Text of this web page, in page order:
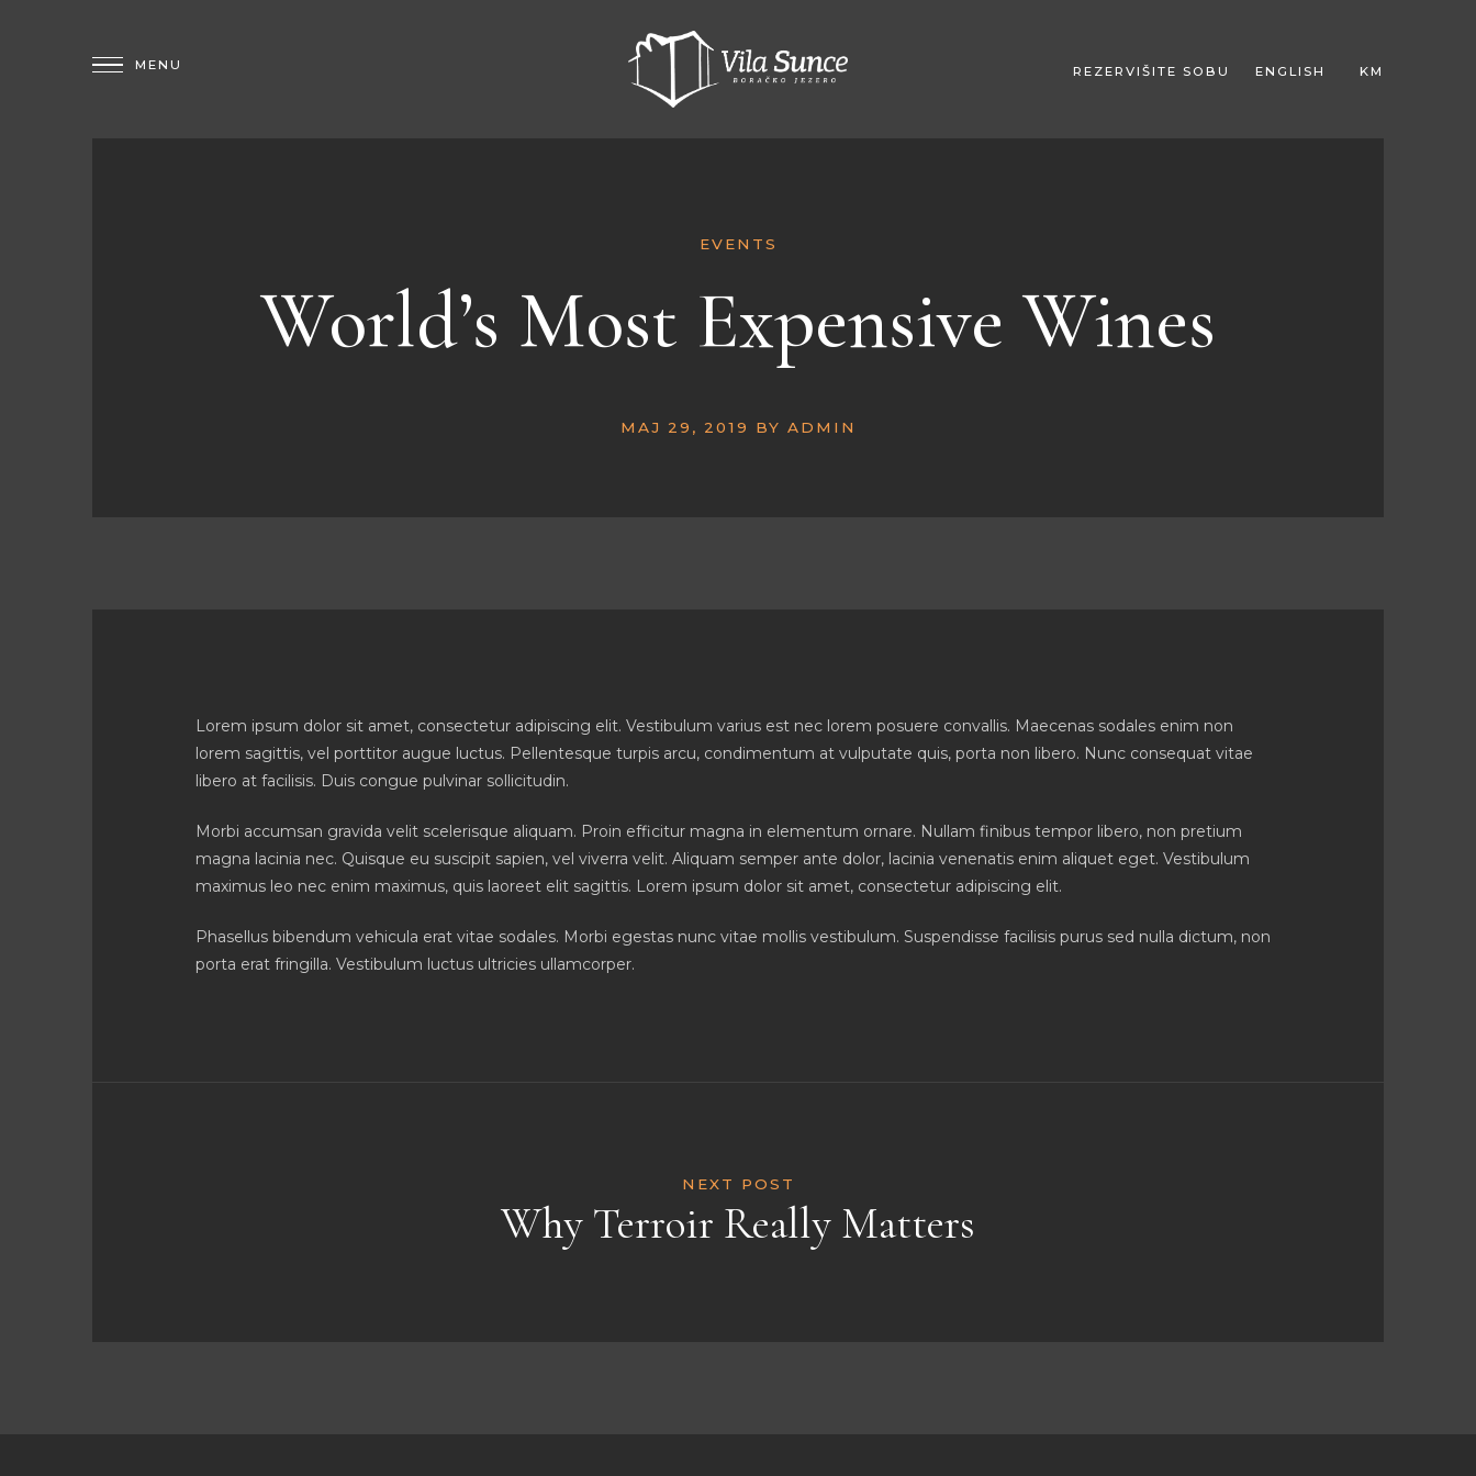
REZERVIŠITE SOBU ENGLISH KM
EVENTS
World’s Most Expensive Wines
MAJ 29, 2019 BY ADMIN
Lorem ipsum dolor sit amet, consectetur adipiscing elit. Vestibulum varius est nec lorem posuere convallis. Maecenas sodales enim non
lorem sagittis, vel porttitor augue luctus. Pellentesque turpis arcu, condimentum at vulputate quis, porta non libero. Nunc consequat vitae
libero at facilisis. Duis congue pulvinar sollicitudin.
Morbi accumsan gravida velit scelerisque aliquam. Proin efficitur magna in elementum ornare. Nullam finibus tempor libero, non pretium
magna lacinia nec. Quisque eu suscipit sapien, vel viverra velit. Aliquam semper ante dolor, lacinia venenatis enim aliquet eget. Vestibulum
maximus leo nec enim maximus, quis laoreet elit sagittis. Lorem ipsum dolor sit amet, consectetur adipiscing elit.
Phasellus bibendum vehicula erat vitae sodales. Morbi egestas nunc vitae mollis vestibulum. Suspendisse facilisis purus sed nulla dictum, non
porta erat fringilla. Vestibulum luctus ultricies ullamcorper.
NEXT POST
Why Terroir Really Matters